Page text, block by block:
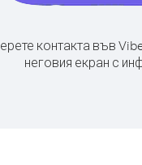
контакта във
неговия екран с